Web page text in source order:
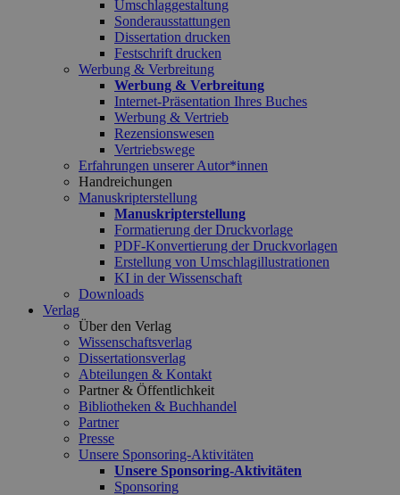
Umschlaggestaltung
Sonderausstattungen
Dissertation drucken
Festschrift drucken
Werbung & Verbreitung
Werbung & Verbreitung
Internet-Präsentation Ihres Buches
Werbung & Vertrieb
Rezensionswesen
Vertriebswege
Erfahrungen unserer Autor*innen
Handreichungen
Manuskripterstellung
Manuskripterstellung
Formatierung der Druckvorlage
PDF-Konvertierung der Druckvorlagen
Erstellung von Umschlagillustrationen
KI in der Wissenschaft
Downloads
Verlag
Über den Verlag
Wissenschaftsverlag
Dissertationsverlag
Abteilungen & Kontakt
Partner & Öffentlichkeit
Bibliotheken & Buchhandel
Partner
Presse
Unsere Sponsoring-Aktivitäten
Unsere Sponsoring-Aktivitäten
Sponsoring